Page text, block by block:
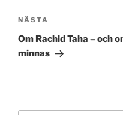
Nästa
inlägg
NÄSTA
Om Rachid Taha – och
minnas